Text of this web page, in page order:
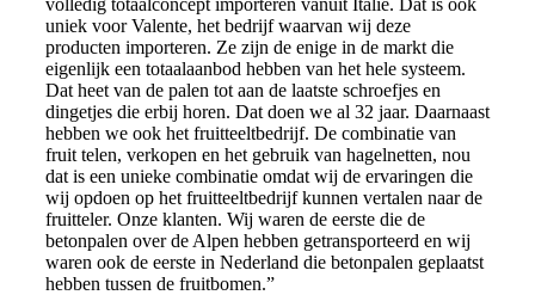
uniek voor Valente, het bedrijf waarvan wij deze
producten importeren. Ze zijn de enige in de markt die
eigenlijk een totaalaanbod hebben van het hele systeem.
Dat heet van de palen tot aan de laatste schroefjes en
dingetjes die erbij horen. Dat doen we al 32 jaar. Daarnaast
hebben we ook het fruitteeltbedrijf. De combinatie van
fruit telen, verkopen en het gebruik van hagelnetten, nou
dat is een unieke combinatie omdat wij de ervaringen die
wij opdoen op het fruitteeltbedrijf kunnen vertalen naar de
fruitteler. Onze klanten. Wij waren de eerste die de
betonpalen over de Alpen hebben getransporteerd en wij
waren ook de eerste in Nederland die betonpalen geplaatst
hebben tussen de fruitbomen.”